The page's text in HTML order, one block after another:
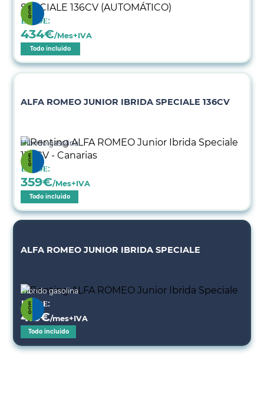
Desde:
434€/Mes+IVA
Todo incluido
ALFA ROMEO JUNIOR IBRIDA SPECIALE 136CV
Híbrido gasolina
Desde:
359€/Mes+IVA
Todo incluido
ALFA ROMEO JUNIOR IBRIDA SPECIALE
Híbrido gasolina
Desde:
415€/mes+IVA
Todo incluido